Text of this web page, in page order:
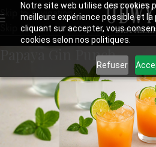
Notre site web utilise des cookies
meilleure expérience possible et la
cliquant sur accepter, vous
cookies selon nos politiques.
Refuser
Skip to navigation
Skip to main content
Papaya Gin Punch